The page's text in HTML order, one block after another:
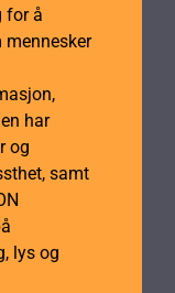
for å
har
og
samt
lys og